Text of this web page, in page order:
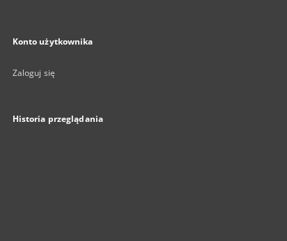
Konto użytkownika
Zaloguj się
Historia przeglądania